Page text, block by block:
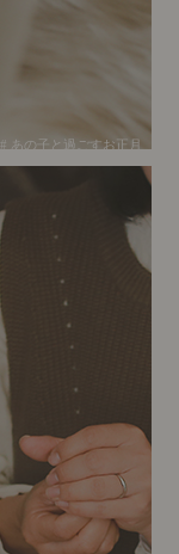
# あの子と過ごすお正月